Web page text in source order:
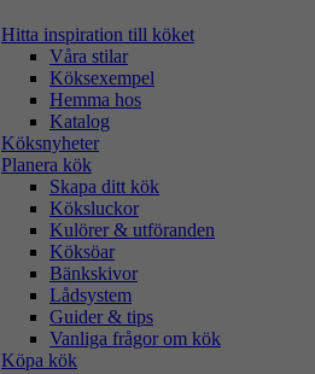
Hitta inspiration till köket
Våra stilar
Köksexempel
Hemma hos
Katalog
Köksnyheter
Planera kök
Skapa ditt kök
Köksluckor
Kulörer & utföranden
Köksöar
Bänkskivor
Lådsystem
Guider & tips
Vanliga frågor om kök
Köpa kök